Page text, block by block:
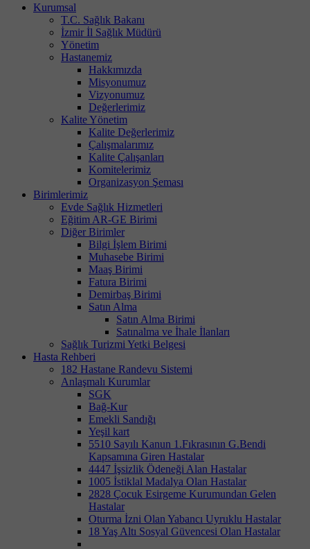
Kurumsal
T.C. Sağlık Bakanı
İzmir İl Sağlık Müdürü
Yönetim
Hastanemiz
Hakkımızda
Misyonumuz
Vizyonumuz
Değerlerimiz
Kalite Yönetim
Kalite Değerlerimiz
Çalışmalarımız
Kalite Çalışanları
Komitelerimiz
Organizasyon Şeması
Birimlerimiz
Evde Sağlık Hizmetleri
Eğitim AR-GE Birimi
Diğer Birimler
Bilgi İşlem Birimi
Muhasebe Birimi
Maaş Birimi
Fatura Birimi
Demirbaş Birimi
Satın Alma
Satın Alma Birimi
Satınalma ve İhale İlanları
Sağlık Turizmi Yetki Belgesi
Hasta Rehberi
182 Hastane Randevu Sistemi
Anlaşmalı Kurumlar
SGK
Bağ-Kur
Emekli Sandığı
Yeşil kart
5510 Sayılı Kanun 1.Fıkrasının G.Bendi
Kapsamına Giren Hastalar
4447 İşsizlik Ödeneği Alan Hastalar
1005 İstiklal Madalya Olan Hastalar
2828 Çocuk Esirgeme Kurumundan Gelen
Hastalar
Oturma İzni Olan Yabancı Uyruklu Hastalar
18 Yaş Altı Sosyal Güvencesi Olan Hastalar